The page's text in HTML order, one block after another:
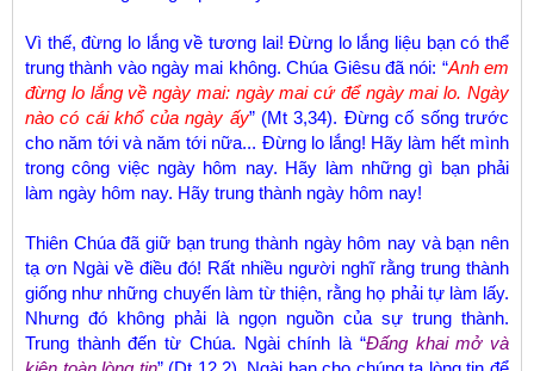
Vì thế, đừng lo lắng về tương lai! Đừng lo lắng liệu bạn có thể
trung thành vào ngày mai không. Chúa Giêsu đã nói: “Anh em
đừng lo lắng về ngày mai: ngày mai cứ để ngày mai lo. Ngày
nào có cái khổ của ngày ấy” (Mt 3,34). Đừng cố sống trước
cho năm tới và năm tới nữa... Đừng lo lắng! Hãy làm hết mình
trong công việc ngày hôm nay. Hãy làm những gì bạn phải
làm ngày hôm nay. Hãy trung thành ngày hôm nay!
Thiên Chúa đã giữ bạn trung thành ngày hôm nay và bạn nên
tạ ơn Ngài về điều đó! Rất nhiều người nghĩ rằng trung thành
giống như những chuyến làm từ thiện, rằng họ phải tự làm lấy.
Nhưng đó không phải là ngọn nguồn của sự trung thành.
Trung thành đến từ Chúa. Ngài chính là “Đấng khai mở và